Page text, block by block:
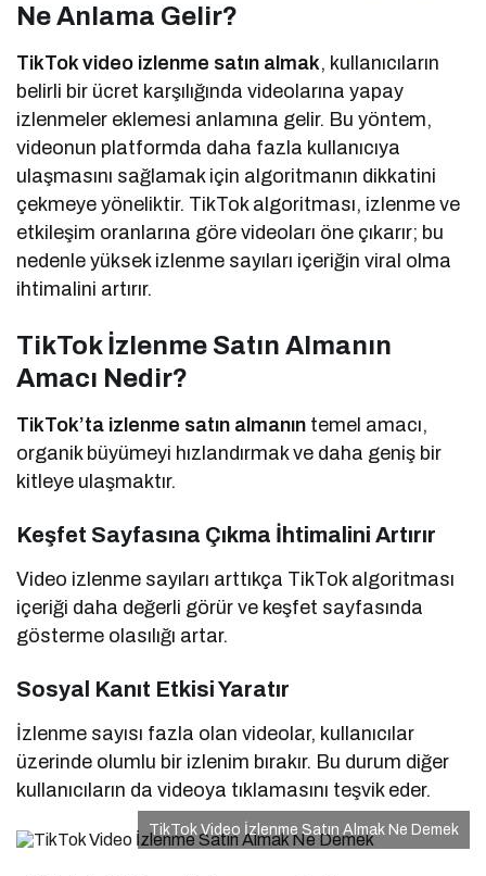
Ne Anlama Gelir?
TikTok video izlenme satın almak, kullanıcıların
belirli bir ücret karşılığında videolarına yapay
izlenmeler eklemesi anlamına gelir. Bu yöntem,
videonun platformda daha fazla kullanıcıya
ulaşmasını sağlamak için algoritmanın dikkatini
çekmeye yöneliktir. TikTok algoritması, izlenme ve
etkileşim oranlarına göre videoları öne çıkarır; bu
nedenle yüksek izlenme sayıları içeriğin viral olma
ihtimalini artırır.
TikTok İzlenme Satın Almanın
Amacı Nedir?
TikTok’ta izlenme satın almanın temel amacı,
organik büyümeyi hızlandırmak ve daha geniş bir
kitleye ulaşmaktır.
Keşfet Sayfasına Çıkma İhtimalini Artırır
Video izlenme sayıları arttıkça TikTok algoritması
içeriği daha değerli görür ve keşfet sayfasında
gösterme olasılığı artar.
Sosyal Kanıt Etkisi Yaratır
İzlenme sayısı fazla olan videolar, kullanıcılar
üzerinde olumlu bir izlenim bırakır. Bu durum diğer
kullanıcıların da videoya tıklamasını teşvik eder.
TikTok Video İzlenme Satın Almak Ne Demek